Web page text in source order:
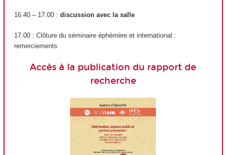
16.40 – 17.00 : discussion avec la salle
17.00 : Clôture du séminaire éphémère et international :
remerciements
Accès à la publication du rapport de
recherche